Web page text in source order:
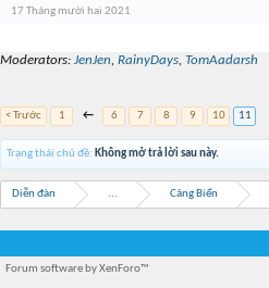
17 Tháng mười hai 2021
Moderators: JenJen, RainyDays, TomAadarsh
< Trước
1 ← 6 7 8 9 10 11
Trạng thái chủ đề: Không mở trả lời sau này.
Diễn đàn ... Cảng Biển
Forum software by XenForo™